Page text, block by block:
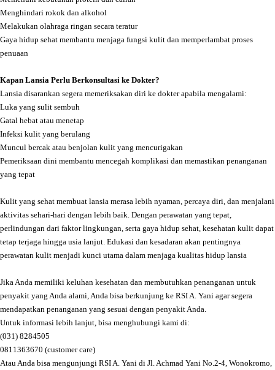
Menghindari rokok dan alkohol
Melakukan olahraga ringan secara teratur
Gaya hidup sehat membantu menjaga fungsi kulit dan memperlambat proses
penuaan
Kapan Lansia Perlu Berkonsultasi ke Dokter?
Lansia disarankan segera memeriksakan diri ke dokter apabila mengalami:
Luka yang sulit sembuh
Gatal hebat atau menetap
Infeksi kulit yang berulang
Muncul bercak atau benjolan kulit yang mencurigakan
Pemeriksaan dini membantu mencegah komplikasi dan memastikan penanganan
yang tepat
Kulit yang sehat membuat lansia merasa lebih nyaman, percaya diri, dan menjalani
aktivitas sehari-hari dengan lebih baik. Dengan perawatan yang tepat,
perlindungan dari faktor lingkungan, serta gaya hidup sehat, kesehatan kulit dapat
tetap terjaga hingga usia lanjut. Edukasi dan kesadaran akan pentingnya
perawatan kulit menjadi kunci utama dalam menjaga kualitas hidup lansia
Jika Anda memiliki keluhan kesehatan dan membutuhkan penanganan untuk
penyakit yang Anda alami, Anda bisa berkunjung ke RSI A. Yani agar segera
mendapatkan penanganan yang sesuai dengan penyakit Anda.
Untuk informasi lebih lanjut, bisa menghubungi kami di:
(031) 8284505
0811363670 (customer care)
Atau Anda bisa mengunjungi RSI A. Yani di Jl. Achmad Yani No.2-4, Wonokromo,